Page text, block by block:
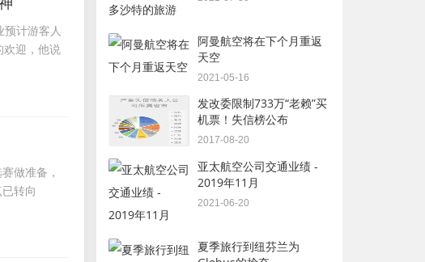
计游客人
欢迎，他说
做准备，
转向
阿曼航空将在下个月重返
天空
2021-05-16
发改委限制733万“老赖”买
机票！失信榜公布
2017-08-20
亚太航空公司交通业绩 -
2019年11月
2021-06-20
夏季旅行到纽芬兰为